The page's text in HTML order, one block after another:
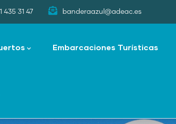
435 31 47 banderaazul@adeac.es
Embarcaciones Turísticas